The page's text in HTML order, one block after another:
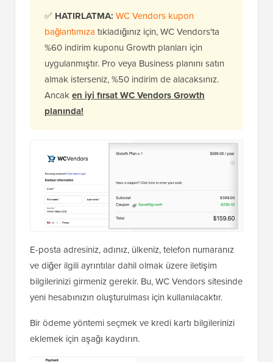
✅ HATIRLATMA: WC Vendors kupon
bağlantımıza tıkladığınız için, WC Vendors'ta
%60 indirim kuponu Growth planları için
uygulanmıştır. Pro veya Business planını satın
almak isterseniz, %50 indirim de alacaksınız.
Ancaken iyi fırsat WC Vendors Growth
planında!
E-posta adresiniz, adınız, ülkeniz, telefon numaranız
ve diğer ilgili ayrıntılar dahil olmak üzere iletişim
bilgilerinizi girmeniz gerekir. Bu, WC Vendors sitesinde
yeni hesabınızın oluşturulması için kullanılacaktır.
Bir ödeme yöntemi seçmek ve kredi kartı bilgilerinizi
eklemek için aşağı kaydırın.